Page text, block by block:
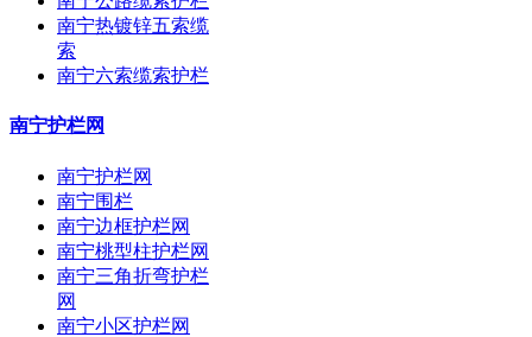
南宁热镀锌五索缆
索
南宁六索缆索护栏
南宁护栏网
南宁护栏网
南宁围栏
南宁边框护栏网
南宁桃型柱护栏网
南宁三角折弯护栏
网
南宁小区护栏网